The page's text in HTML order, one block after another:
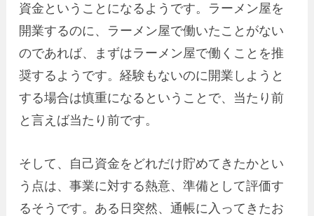
資金ということになるようです。ラーメン屋を
開業するのに、ラーメン屋で働いたことがない
のであれば、まずはラーメン屋で働くことを推
奨するようです。経験もないのに開業しようと
する場合は慎重になるということで、当たり前
と言えば当たり前です。
そして、自己資金をどれだけ貯めてきたかとい
う点は、事業に対する熱意、準備として評価す
るそうです。ある日突然、通帳に入ってきたお